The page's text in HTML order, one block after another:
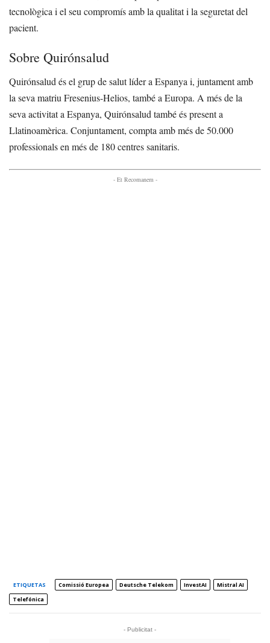
tecnològica i el seu compromís amb la qualitat i la seguretat del
pacient.
Sobre Quirónsalud
Quirónsalud és el grup de salut líder a Espanya i, juntament amb
la seva matriu Fresenius-Helios, també a Europa. A més de la
seva activitat a Espanya, Quirónsalud també és present a
Llatinoamèrica. Conjuntament, compta amb més de 50.000
professionals en més de 180 centres sanitaris.
- Et Recomanem -
ETIQUETAS Comissió Europea Deutsche Telekom InvestAI
Mistral AI
Telefónica
- Publicitat -